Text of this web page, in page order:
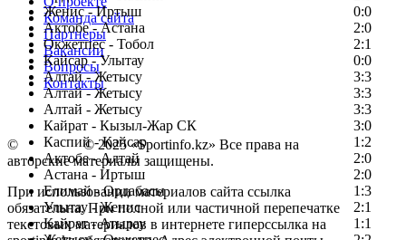
Женис - Иртыш
0:0
Актобе - Астана
2:0
Окжетпес - Тобол
2:1
Кайсар - Улытау
0:0
Алтай - Жетысу
3:3
Алтай - Жетысу
3:3
Алтай - Жетысу
3:3
Кайрат - Кызыл-Жар СК
3:0
Каспий - Кайсар
1:2
Актобе - Алтай
2:0
Астана - Иртыш
2:0
Елимай - Ордабасы
1:3
Улытау - Женис
2:1
Кайрат - Атырау
1:1
Команда сайта
Партнеры
Вакансии
Вопросы
Контакты
© Copyright© 2025 «Sportinfo.kz» Все права на
авторские материалы защищены.
При использовании материалов сайта ссылка
обязательна. При полной или частичной перепечатке
текстовых материалов в интернете гиперссылка на